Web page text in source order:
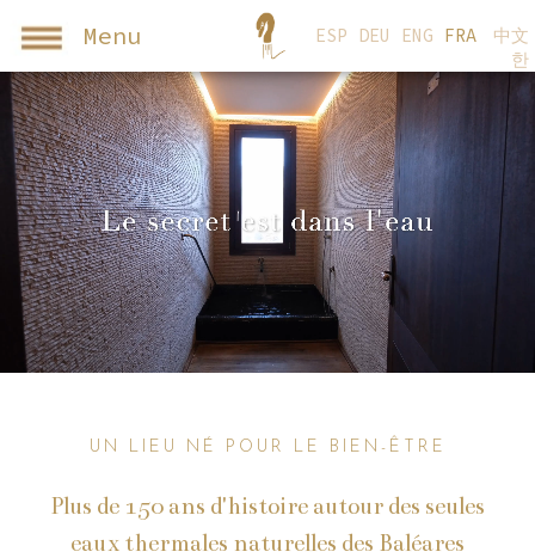
Menu ESP DEU ENG FRA
中文
한
UN LIEU NÉ POUR LE BIEN-ÊTRE
Plus de 150 ans d'histoire autour des seules
eaux thermales naturelles des Baléares